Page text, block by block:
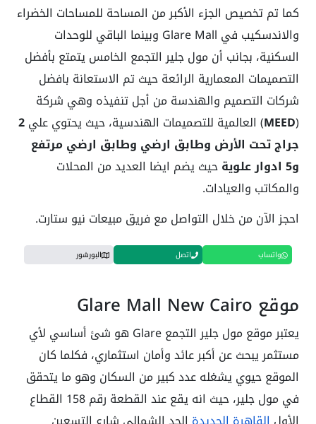
كما تم تخصيص الجزء الأكبر من المساحة للمساحات الخضراء
والاندسكيب في Glare Mall وبينما الباقي للوحدات
السكنية، بجانب أن مول جلير التجمع الخامس يتمتع بأفضل
التصميمات المعمارية الرائعة حيث تم الاستعانة بافضل
شركات التصميم والهندسة من أجل تنفيذه وهي شركة
(
MEED) العالمية للتصميمات الهندسية، حيث يحتوي علي2
جراج تحت الأرض وطابق ارضي وطابق ارضي مرتفع
و5 ادوار علوية
حيث يضم ايضا العديد من المحلات
والمكاتب والعيادات.
احجز الآن من خلال التواصل مع فريق مبيعات نيو ستارت.
واتساب اتصل البورشور
موقع Glare Mall New Cairo
يعتبر موقع مول جلير التجمع Glare هو شئ أساسي لأي
مستثمر يبحث عن أكبر عائد وأمان استثماري، فكلما كان
الموقع حيوي يشغله عدد كبير من السكان وهو ما يتحقق
في مول جلير، حيث انه يقع عند القطعة رقم 158 القطاع